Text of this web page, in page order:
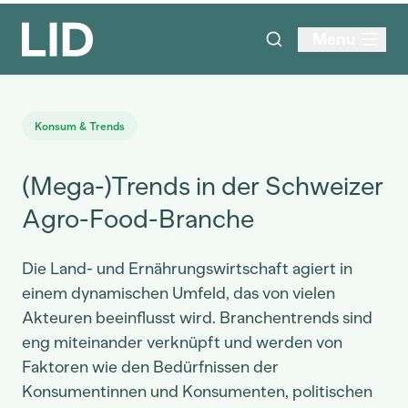
Konsum & Trends
(Mega-)Trends in der Schweizer
Agro-Food-Branche
Die Land- und Ernährungswirtschaft agiert in
einem dynamischen Umfeld, das von vielen
Akteuren beeinflusst wird. Branchentrends sind
eng miteinander verknüpft und werden von
Faktoren wie den Bedürfnissen der
Konsumentinnen und Konsumenten, politischen